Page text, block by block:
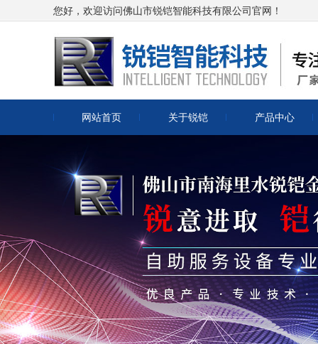
您好，欢迎访问佛山市锐铠智能科技有限公司官网！
网站首页 关于锐铠 产品中心